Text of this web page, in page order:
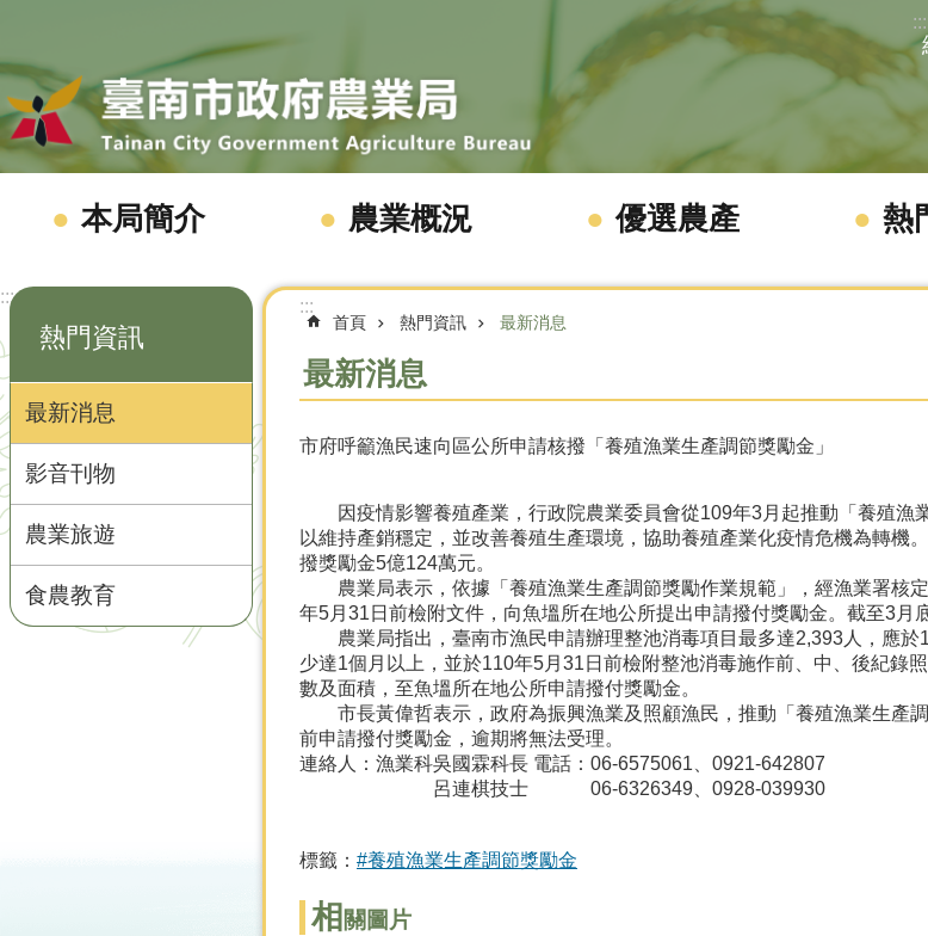
:::
本局簡介 農業概況 優選農產 熱
:::
熱門資訊
最新消息
影音刊物
農業旅遊
食農教育
:::
首頁 熱門資訊 最新消息
最新消息
市府呼籲漁民速向區公所申請核撥「養殖漁業生產調節獎勵金」
因疫情影響養殖產業，行政院農業委員會從109年3月起推動「養殖漁
以維持產銷穩定，並改善養殖生產環境，協助養殖產業化疫情危機為轉
撥獎勵金5億124萬元。
農業局表示，依據「養殖漁業生產調節獎勵作業規範」，經漁業署核
年5月31日前檢附文件，向魚塭所在地公所提出申請撥付獎勵金。截至3月
農業局指出，臺南市漁民申請辦理整池消毒項目最多達2,393人，應於
少達1個月以上，並於110年5月31日前檢附整池消毒施作前、中、後紀錄
數及面積，至魚塭所在地公所申請撥付獎勵金。
市長黃偉哲表示，政府為振興漁業及照顧漁民，推動「養殖漁業生產
前申請撥付獎勵金，逾期將無法受理。
連絡人：漁業科吳國霖科長 電話：06-6575061、0921-642807
呂連棋技士 06-6326349、0928-039930
標籤： #養殖漁業生產調節獎勵金
相 關圖片